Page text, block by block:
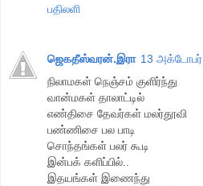
பதிலளி
ஜெகதீஸ்வரன்.இரா 13
நிலாமகள் நெஞ்சம் குளிர்ந்து
வான்மகள் தாலாட்டில்
எண்திசை தேவர்கள் மலர்தூவி
பண்ணிசை பல பாடி
சொந்தங்கள் பலர் கூடி
இன்பக் களிப்பில்..
இதயங்கள் இணைந்து